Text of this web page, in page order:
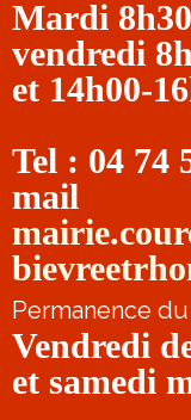
Mardi
vendredi
et 14h00-
Tel : 04 74
mail
Permanence
Vendredi
et samedi